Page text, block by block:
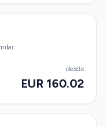
desde
EUR 160.02